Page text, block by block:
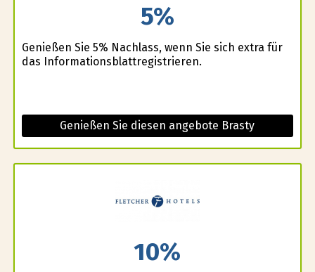
5%
Genießen Sie 5% Nachlass, wenn Sie sich extra für
das Informationsblattregistrieren.
Genießen Sie diesen angebote Brasty
10%